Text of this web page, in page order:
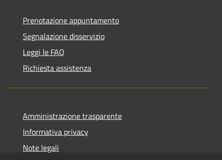
Prenotazione appuntamento
Segnalazione disservizio
Leggi le FAQ
Richiesta assistenza
Amministrazione trasparente
Informativa privacy
Note legali